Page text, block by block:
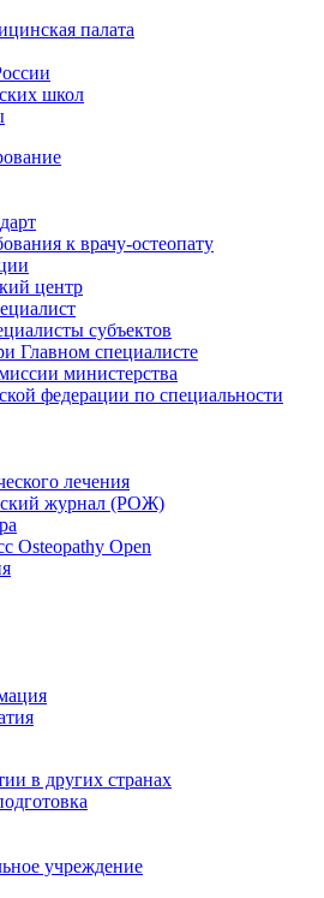
палата
школ
к врачу-остеопату
центр
субъектов
Главном специалисте
министерства
федерации по специальности
лечения
журнал (РОЖ)
Osteopathy Open
в других странах
учреждение